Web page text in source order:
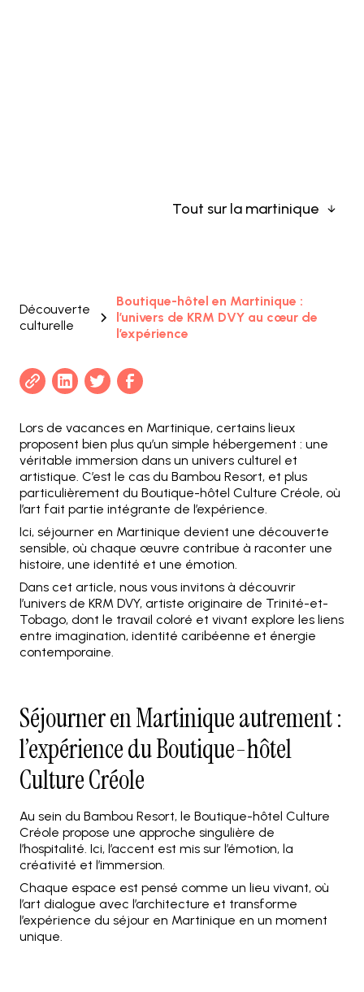
Tout sur la martinique
Découverte
culturelle
Boutique-hôtel en Martinique :
l’univers de KRM DVY au cœur de
l’expérience
Lors de vacances en Martinique, certains lieux
proposent bien plus qu’un simple hébergement : une
véritable immersion dans un univers culturel et
artistique. C’est le cas du Bambou Resort, et plus
particulièrement du Boutique-hôtel Culture Créole, où
l’art fait partie intégrante de l’expérience.
Ici, séjourner en Martinique devient une découverte
sensible, où chaque œuvre contribue à raconter une
histoire, une identité et une émotion.
Dans cet article, nous vous invitons à découvrir
l’univers de KRM DVY, artiste originaire de Trinité-et-
Tobago, dont le travail coloré et vivant explore les liens
entre imagination, identité caribéenne et énergie
contemporaine.
Séjourner en Martinique autrement :
l’expérience du Boutique-hôtel
Culture Créole
Au sein du Bambou Resort, le Boutique-hôtel Culture
Créole propose une approche singulière de
l’hospitalité. Ici, l’accent est mis sur l’émotion, la
créativité et l’immersion.
Chaque espace est pensé comme un lieu vivant, où
l’art dialogue avec l’architecture et transforme
l’expérience du séjour en Martinique en un moment
unique.